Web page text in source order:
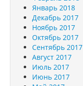
Январь 2018
Декабрь 2017
Ноябрь 2017
Октябрь 2017
Сентябрь 2017
Август 2017
Июль 2017
Июнь 2017